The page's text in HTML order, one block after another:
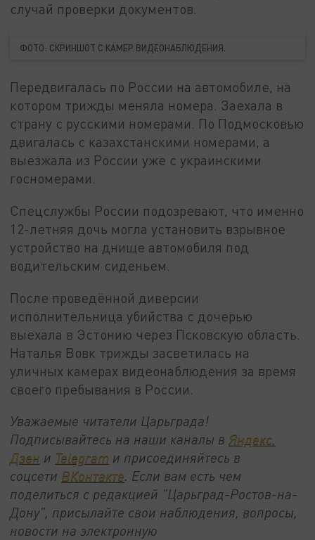
случай проверки документов.
ФОТО: СКРИНШОТ С КАМЕР ВИДЕОНАБЛЮДЕНИЯ.
Передвигалась по России на автомобиле, на
котором трижды меняла номера. Заехала в
страну с русскими номерами. По Подмосковью
двигалась с казахстанскими номерами, а
выезжала из России уже с украинскими
госномерами.
Спецслужбы России подозревают, что именно
12-летняя дочь могла установить взрывное
устройство на днище автомобиля под
водительским сиденьем.
После проведённой диверсии
исполнительница убийства с дочерью
выехала в Эстонию через Псковскую область.
Наталья Вовк трижды засветилась на
уличных камерах видеонаблюдения за время
своего пребывания в России.
Уважаемые читатели Царьграда!
Подписывайтесь на наши каналы в Яндекс.
Дзен и Telegram и присоединяйтесь в
соцсети ВКонтакте. Если вам есть чем
поделиться с редакцией "Царьград-Ростов-на-
Дону", присылайте свои наблюдения, вопросы,
новости на электронную